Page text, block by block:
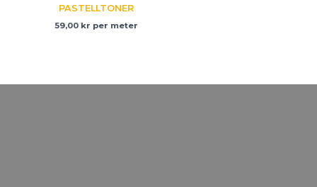
PASTELLTONER
59,00 kr per meter